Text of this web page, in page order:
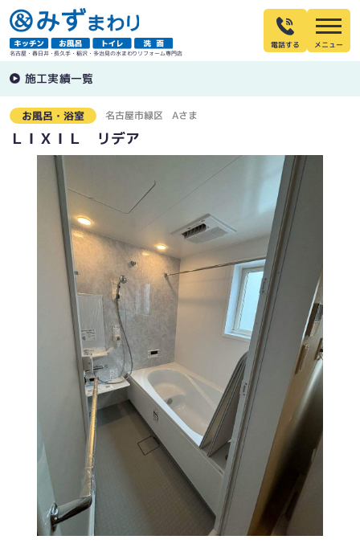
名古屋・春日井・長久手・稲沢・多治見の水まわりリフォーム専門店
電話する
施工実績一覧
お風呂・浴室 名古屋市緑区 Aさま
ＬＩＸＩＬ リデア